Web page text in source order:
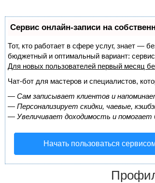
Сервис онлайн-записи на
Тот, кто работает в сфере услуг, знает —
бюджетный и оптимальный вариант:
Для новых пользователей первый месяц
Чат-бот для мастеров и специалистов,
— Сам записывает клиентов и
— Персонализирует скидки, чаевые,
— Увеличивает доходимость и
Начать пользоваться